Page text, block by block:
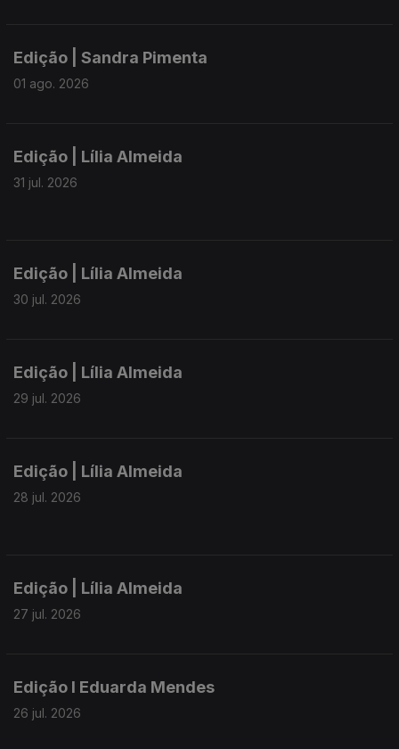
Edição | Sandra Pimenta
01 ago. 2026
Edição | Lília Almeida
31 jul. 2026
Edição | Lília Almeida
30 jul. 2026
Edição | Lília Almeida
29 jul. 2026
Edição | Lília Almeida
28 jul. 2026
Edição | Lília Almeida
27 jul. 2026
Edição I Eduarda Mendes
26 jul. 2026